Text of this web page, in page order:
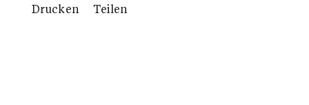
Drucken Teilen